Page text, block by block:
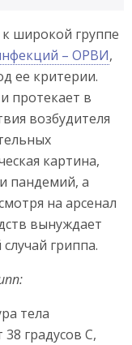
широкой группе
– ОРВИ,
ее критерии.
протекает в
возбудителя
картина,
пандемий, а
на арсенал
вынуждает
гриппа.
тела
градусов С,